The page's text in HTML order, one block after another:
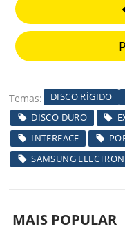
Temas DISCO RÍGIDO
DISCO DURO
INTERFACE
SAMSUNG
MAIS POPULAR